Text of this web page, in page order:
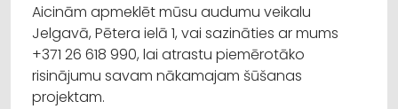
Aicinām apmeklēt mūsu audumu veikalu
Jelgavā, Pētera ielā 1, vai sazināties ar mums
+371 26 618 990, lai atrastu piemērotāko
risinājumu savam nākamajam šūšanas
projektam.